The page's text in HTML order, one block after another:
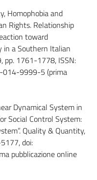
Homophobia and
Rights. Relationship
toward
in a Southern Italian
pp. 1761-1778, ISSN:
9999-5 (prima
Dynamical System in
Social Control System:
Quality & Quantity,
doi:
pubblicazione online